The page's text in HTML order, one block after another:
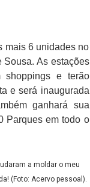
mais 6 unidades no
Sousa. As estações
shoppings e terão
e será inaugurada
ganhará sua
Parques em todo o
a moldar o meu
(Foto: Acervo pessoal).